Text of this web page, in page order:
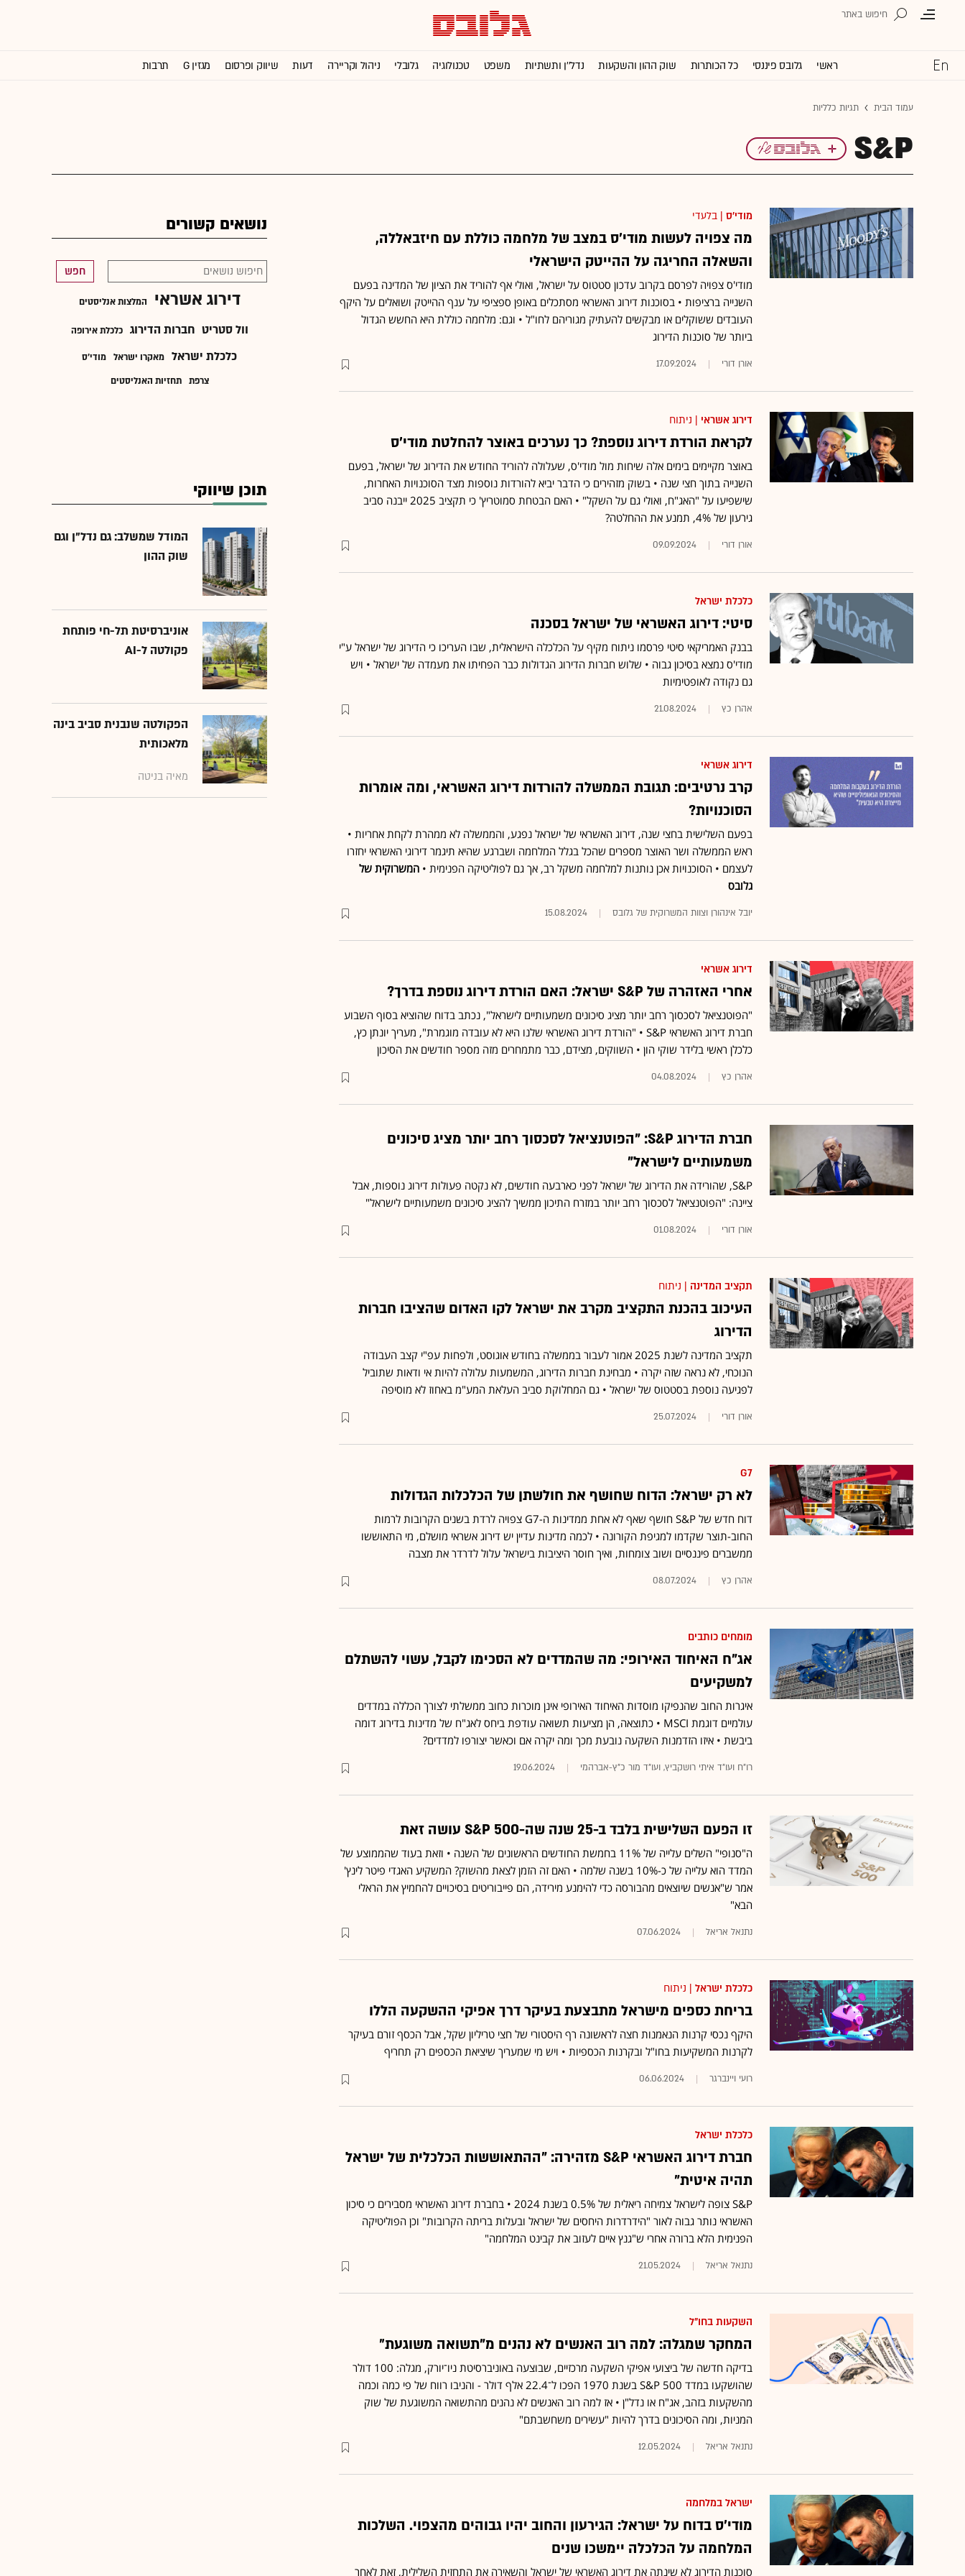
ראשי גלובס פיננסי כל הכותרות שוק ההון והשקעות נדל''ן ותשתיות משפט טכנולוגיה גלובלי ניהול וקריירה דעות שיווק ופרסום מגזין G תרבות
עמוד הבית תגיות כלליות
S&P
מודי'ס | בלעדי
מה צפויה לעשות מודי'ס במצב של מלחמה כוללת עם חיזבאללה,
והשאלה החריגה על ההייטק הישראלי
מודי'ס צפויה לפרסם בקרוב עדכון סטטוס על ישראל, ואולי אף להוריד את הציון של המדינה בפעם
השנייה ברציפות • בסוכנות דירוג האשראי מסתכלים באופן ספציפי על ענף ההייטק ושואלים על היקף
העובדים ששוקלים או מבקשים להעתיק מגוריהם לחו"ל • וגם: מלחמה כוללת היא החשש הגדול
ביותר של סוכנות הדירוג
אורן דורי 17.09.2024
דירוג אשראי | ניתוח
לקראת הורדת דירוג נוספת? כך נערכים באוצר להחלטת מודי'ס
באוצר מקיימים בימים אלה שיחות מול מודי'ס, שעלולה להוריד החודש את הדירוג של ישראל, בפעם
השנייה בתוך חצי שנה • בשוק מזהירים כי הדבר יביא להורדות נוספות מצד הסוכנויות האחרות,
שישפיעו על "האג"ח, ואולי גם על השקל" • האם הבטחת סמוטריץ' כי תקציב 2025 ייבנה סביב
גירעון של 4%, תמנע את ההחלטה?
אורן דורי 09.09.2024
כלכלת ישראל
סיטי: דירוג האשראי של ישראל בסכנה
בבנק האמריקאי סיטי פרסמו ניתוח מקיף על הכלכלה הישראלית, שבו העריכו כי הדירוג של ישראל ע"י
מודי'ס נמצא בסיכון גבוה • שלוש חברות הדירוג הגדולות כבר הפחיתו את מעמדה של ישראל • ויש
גם נקודה לאופטימיות
אהרן כץ 21.08.2024
דירוג אשראי
קרב נרטיבים: תגובת הממשלה להורדות דירוג האשראי, ומה אומרות
הסוכנויות?
בפעם השלישית בחצי שנה, דירוג האשראי של ישראל נפגע, והממשלה לא ממהרת לקחת אחריות •
ראש הממשלה ושר האוצר מספרים שהכל בגלל המלחמה ושברגע שהיא תיגמר דירוגי האשראי יחזרו
לעצמם • הסוכנויות אכן נותנות למלחמה משקל רב, אך גם לפוליטיקה הפנימית • המשרוקית של
גלובס
יובל אינהורן וצוות המשרוקית של גלובס 15.08.2024
דירוג אשראי
אחרי האזהרה של S&P ישראל: האם הורדת דירוג נוספת בדרך?
"הפוטנציאל לסכסוך רחב יותר מציג סיכונים משמעותיים לישראל", נכתב בדוח שהוציא בסוף השבוע
חברת דירוג האשראי S&P • "הורדת דירוג האשראי שלנו היא לא עובדה מוגמרת", מעריך יונתן כץ,
כלכלן ראשי בלידר שוקי הון • השווקים, מצידם, כבר מתמחרים מזה מספר חודשים את הסיכון
אהרן כץ 04.08.2024
חברת הדירוג S&P: "הפוטנציאל לסכסוך רחב יותר מציג סיכונים
משמעותיים לישראל"
S&P, שהורידה את הדירוג של ישראל לפני כארבעה חודשים, לא נקטה פעולות דירוג נוספות, אבל
ציינה: "הפוטנציאל לסכסוך רחב יותר במזרח התיכון ממשיך להציג סיכונים משמעותיים לישראל"
אורן דורי 01.08.2024
תקציב המדינה | ניתוח
העיכוב בהכנת התקציב מקרב את ישראל לקו האדום שהציבו חברות
הדירוג
תקציב המדינה לשנת 2025 אמור לעבור בממשלה בחודש אוגוסט, ולפחות עפ"י קצב העבודה
הנוכחי, לא נראה שזה יקרה • מבחינת חברות הדירוג, המשמעות עלולה להיות אי ודאות שתוביל
לפגיעה נוספת בסטטוס של ישראל • גם המחלוקת סביב העלאת המע"מ באחוז לא מוסיפה
אורן דורי 25.07.2024
G7
לא רק ישראל: הדוח שחושף את חולשתן של הכלכלות הגדולות
דוח חדש של S&P חושף שאף לא אחת ממדינות ה-G7 צפויה לרדת בשנים הקרובות לרמות
החוב-תוצר שקדמו למגיפת הקורונה • לכמה מדינות עדיין יש דירוג אשראי מושלם, מי התאוששו
ממשברים פיננסיים ושוב צומחות, ואיך חוסר היציבות בישראל עלול לדרדר את מצבה
אהרן כץ 08.07.2024
מומחים כותבים
אג"ח האיחוד האירופי: מה שהמדדים לא הסכימו לקבל, עשוי להשתלם
למשקיעים
איגרות החוב שהנפיקו מוסדות האיחוד האירופי אינן מוכרות כחוב ממשלתי לצורך הכללה במדדים
עולמיים דוגמת MSCI • כתוצאה, הן מציעות תשואה עודפת ביחס לאג"ח של מדינות בדירוג דומה
ביבשת • איזו הזדמנות השקעה נובעת מכך ומה יקרה אם וכאשר יצורפו למדדים?
רו"ח ועו"ד איתי רושקביץ, ועו"ד מור כ"ץ-אברהמי 19.06.2024
זו הפעם השלישית בלבד ב-25 שנה שה-S&P 500 עושה זאת
ה"סנופי" השלים עלייה של 11% בחמשת החודשים הראשונים של השנה • וזאת בעוד שהממוצע של
המדד הוא עלייה של כ-10% בשנה שלמה • האם זה הזמן לצאת מהשוק? המשקיע האגדי פיטר לינץ'
אמר ש"אנשים שיוצאים מהבורסה כדי להימנע מירידה, הם פייבוריטים בסיכויים להחמיץ את הראלי
הבא"
נתנאל אריאל 07.06.2024
כלכלת ישראל | ניתוח
בריחת כספים מישראל מתבצעת בעיקר דרך אפיקי ההשקעה הללו
היקף נכסי קרנות הנאמנות חצה לראשונה רף היסטורי של חצי טריליון שקל, אבל הכסף זורם בעיקר
לקרנות המשקיעות בחו"ל ובקרנות הכספיות • ויש מי שמעריך שיציאת הכספים רק תחריף
רועי ויינברגר 06.06.2024
כלכלת ישראל
חברת דירוג האשראי S&P מזהירה: "ההתאוששות הכלכלית של ישראל
תהיה איטית"
S&P צופה לישראל צמיחה ריאלית של 0.5% בשנת 2024 • בחברת דירוג האשראי מסבירים כי סיכון
האשראי נותר גבוה לאור "הידרדרות היחסים של ישראל ובעלות בריתה הקרובות" וכן הפוליטיקה
הפנימית הלא ברורה אחרי ש"גנץ איים לעזוב את קבינט המלחמה"
נתנאל אריאל 21.05.2024
השקעות בחו"ל
המחקר שמגלה: למה רוב האנשים לא נהנים מ"תשואה משוגעת״
בדיקה חדשה של ביצועי אפיקי השקעה מרכזיים, שבוצעה באוניברסיטת ניו־יורק, מגלה: 100 דולר
שהושקעו במדד S&P 500 בשנת 1970 הפכו ל־22.4 אלף דולר - והניבו רווח של פי כמה וכמה
מהשקעות בזהב, אג"ח או נדל"ן • אז למה רוב האנשים לא נהנים מהתשואה המשוגעת של שוק
המניות, ומה הסיכונים בדרך להיות "עשירים משחשבתם"
נתנאל אריאל 12.05.2024
ישראל במלחמה
מודי'ס בדוח על ישראל: הגירעון והחוב יהיו גבוהים מהצפוי. השלכות
המלחמה על הכלכלה יימשכו שנים
סוכנות הדירוג לא שינתה את דירוג האשראי של ישראל והשאירה את התחזית השלילית, זאת לאחר
נושאים קשורים
חפש
דירוג אשראי המלצות אנליסטים
וול סטריט חברות הדירוג כלכלת אירופה
כלכלת ישראל מאקרו ישראל מודי'ס
צרפת תחזיות האנליסטים
תוכן שיווקי
המודל שמשלב: גם נדל"ן וגם
שוק ההון
אוניברסיטת תל-חי פותחת
פקולטה ל-AI
הפקולטה שנבנית סביב בינה
מלאכותית
מאיה בניטה